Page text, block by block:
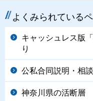
よくみられている
キャッシュレス版
り
公私合同説明・相
神奈川県の活断層